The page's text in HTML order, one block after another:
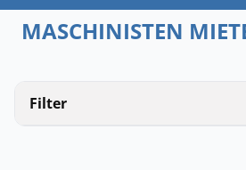
MASCHINISTEN
Filter